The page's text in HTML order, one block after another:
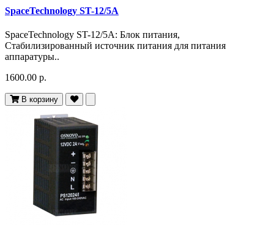
SpaceTechnology ST-12/5А
SpaceTechnology ST-12/5А: Блок питания,
Стабилизированный источник питания для питания
аппаратуры..
1600.00 р.
В корзину